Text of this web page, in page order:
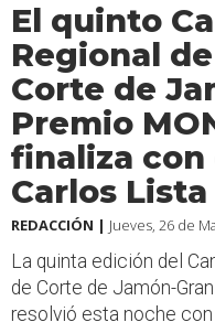
El quinto
Regional
Corte de
Premio
finaliza
Carlos
REDACCIÓN | Jueves, 26 de
La quinta edición del
de Corte de Jamón-
resolvió esta noche con